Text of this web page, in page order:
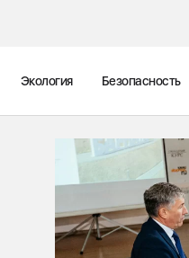
Экология Безопасность